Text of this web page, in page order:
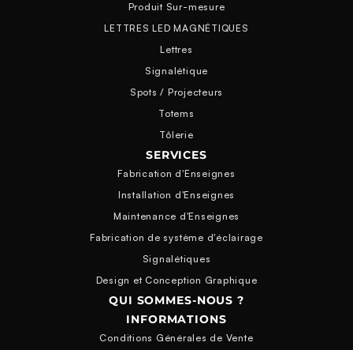
Produit Sur-mesure
LETTRES LED MAGNÉTIQUES
Lettres
Signalétique
Spots / Projecteurs
Totems
Tôlerie
SERVICES
Fabrication d'Enseignes
Installation d'Enseignes
Maintenance d'Enseignes
Fabrication de système d'éclairage
Signalétiques
Design et Conception Graphique
QUI SOMMES-NOUS ?
INFORMATIONS
Conditions Générales de Vente